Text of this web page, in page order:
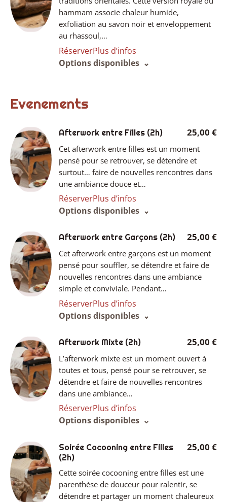
hammam associe chaleur humide,
exfoliation au savon noir et enveloppement
au rhassoul,…
RéserverPlus d’infos
Options disponibles
Evenements
Afterwork entre Filles (2h) 25,00 €
Cet afterwork entre filles est un moment
pensé pour se retrouver, se détendre et
surtout… faire de nouvelles rencontres dans
une ambiance douce et…
RéserverPlus d’infos
Options disponibles
Afterwork entre Garçons (2h) 25,00 €
Cet afterwork entre garçons est un moment
pensé pour souffler, se détendre et faire de
nouvelles rencontres dans une ambiance
simple et conviviale. Pendant…
RéserverPlus d’infos
Options disponibles
Afterwork Mixte (2h) 25,00 €
L’afterwork mixte est un moment ouvert à
toutes et tous, pensé pour se retrouver, se
détendre et faire de nouvelles rencontres
dans une ambiance…
RéserverPlus d’infos
Options disponibles
Soirée Cocooning entre Filles
(2h)
25,00 €
Cette soirée cocooning entre filles est une
parenthèse de douceur pour ralentir, se
détendre et partager un moment chaleureux